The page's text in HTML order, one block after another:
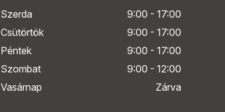
Szerda
9:00 - 17:00
Csütörtök
9:00 - 17:00
Péntek
9:00 - 17:00
Szombat
9:00 - 12:00
Vasárnap
Zárva